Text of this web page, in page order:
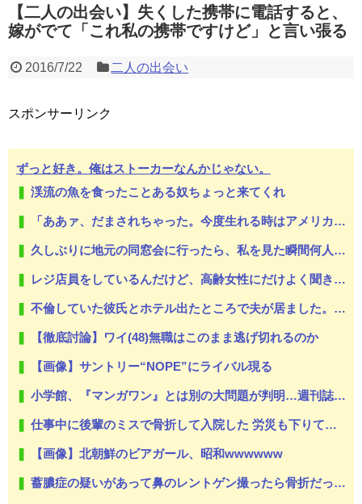
【二人の出会い】失くした携帯に電話すると、
嫁がでて「これ私の携帯ですけど」と言い張る
2016/7/22 二人の出会い
スポンサーリンク
ずっと好き。俺はストーカーなんかじゃない。
渓流の魚を食ったことある奴ちょっと来てくれ
「ああァ、だまされちゃった。今度生れる時はアメリカへ生れるぞ」特攻隊員(22)が出撃前の日記に残した本音！
久しぶりに地元の同窓会に行ったら、私を見た瞬間何人かが固まった。「え、生きてたの？」
レジ店員をしているんだけど、高齢女性にだけよく聞き返される。嫌がらせなのかなあと思ってたけど、高齢女性にだけ聞き取れない声質なのかな？
不倫していた彼氏とホテル出たところで夫が居ました。そして黙って緑の紙渡されました… 月１でしか会っていなかった。子供にいつも以上に接していたんです。でもバレちゃった…
【徹底討論】ワイ(48)無職はこのまま逃げ切れるのか
【画像】サントリー“NOPE”にライバル現る
小学館、『マンガワン』とは別の大問題が判明…週刊誌元編集者がグラビア志望の女性に迫った過激要求
仕事中に後輩のミスで骨折して入院した 労災も下りて生活には困ることはなかったが、後輩は酷く落ち込んで毎日のように見舞いに来た → しかし事態は思いもよらぬ方向へ動いてしまう…
【画像】北朝鮮のビアガール、昭和wwwwww
蓄膿症の疑いがあって鼻のレントゲン撮ったら骨折だった。そういや幼稚園の頃顔面着地したことがあったが、 母ちゃん当時気づかなかったのかよ・・・